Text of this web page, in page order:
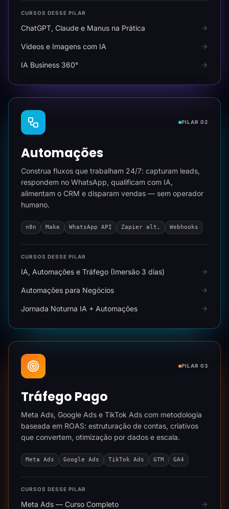
CURSOS DESSE PILAR
ChatGPT, Claude e Manus na Prática
Vídeos e Imagens com IA
IA Business 360°
PILAR 02
Automações
Construa fluxos que trabalham 24/7: capturam leads,
respondem no WhatsApp, qualificam com IA,
alimentam o CRM e disparam vendas — sem operador
humano.
n8n Make WhatsApp API Zapier alt. Webhooks
CURSOS DESSE PILAR
IA, Automações e Tráfego (Imersão 3 dias)
Automações para Negócios
Jornada Noturna IA + Automações
PILAR 03
Tráfego Pago
Meta Ads, Google Ads e TikTok Ads com metodologia
baseada em ROAS: estruturação de contas, criativos
que convertem, otimização por dados e escala.
Meta Ads Google Ads TikTok Ads GTM GA4
CURSOS DESSE PILAR
Meta Ads — Curso Completo